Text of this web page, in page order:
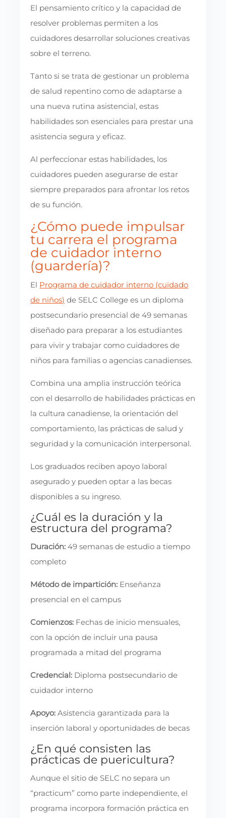
El pensamiento crítico y la capacidad de
resolver problemas permiten a los
cuidadores desarrollar soluciones creativas
sobre el terreno.
Tanto si se trata de gestionar un problema
de salud repentino como de adaptarse a
una nueva rutina asistencial, estas
habilidades son esenciales para prestar una
asistencia segura y eficaz.
Al perfeccionar estas habilidades, los
cuidadores pueden asegurarse de estar
siempre preparados para afrontar los retos
de su función.
¿Cómo puede impulsar
tu carrera el programa
de cuidador interno
(guardería)?
El Programa de cuidador interno (cuidado
de niños) de SELC College es un diploma
postsecundario presencial de 49 semanas
diseñado para preparar a los estudiantes
para vivir y trabajar como cuidadores de
niños para familias o agencias canadienses.
Combina una amplia instrucción teórica
con el desarrollo de habilidades prácticas en
la cultura canadiense, la orientación del
comportamiento, las prácticas de salud y
seguridad y la comunicación interpersonal.
Los graduados reciben apoyo laboral
asegurado y pueden optar a las becas
disponibles a su ingreso.
¿Cuál es la duración y la
estructura del programa?
Duración: 49 semanas de estudio a tiempo
completo
Método de impartición: Enseñanza
presencial en el campus
Comienzos: Fechas de inicio mensuales,
con la opción de incluir una pausa
programada a mitad del programa
Credencial: Diploma postsecundario de
cuidador interno
Apoyo: Asistencia garantizada para la
inserción laboral y oportunidades de becas
¿En qué consisten las
prácticas de puericultura?
Aunque el sitio de SELC no separa un
“practicum” como parte independiente, el
programa incorpora formación práctica en